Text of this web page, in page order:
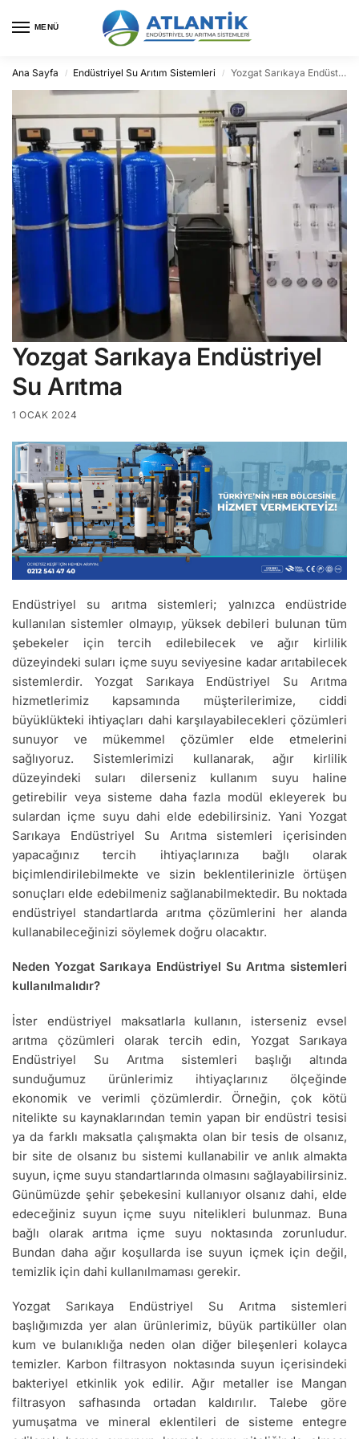
MENÜ
Ana Sayfa / Endüstriyel Su Arıtım Sistemleri / Yozgat Sarıkaya Endüstriyel Su Arıtma
Yozgat Sarıkaya Endüstriyel
Su Arıtma
1 OCAK 2024
Endüstriyel su arıtma sistemleri; yalnızca endüstride
kullanılan sistemler olmayıp, yüksek debileri bulunan tüm
şebekeler için tercih edilebilecek ve ağır kirlilik
düzeyindeki suları içme suyu seviyesine kadar arıtabilecek
sistemlerdir. Yozgat Sarıkaya Endüstriyel Su Arıtma
hizmetlerimiz kapsamında müşterilerimize, ciddi
büyüklükteki ihtiyaçları dahi karşılayabilecekleri çözümleri
sunuyor ve mükemmel çözümler elde etmelerini
sağlıyoruz. Sistemlerimizi kullanarak, ağır kirlilik
düzeyindeki suları dilerseniz kullanım suyu haline
getirebilir veya sisteme daha fazla modül ekleyerek bu
sulardan içme suyu dahi elde edebilirsiniz. Yani Yozgat
Sarıkaya Endüstriyel Su Arıtma sistemleri içerisinden
yapacağınız tercih ihtiyaçlarınıza bağlı olarak
biçimlendirilebilmekte ve sizin beklentilerinizle örtüşen
sonuçları elde edebilmeniz sağlanabilmektedir. Bu noktada
endüstriyel standartlarda arıtma çözümlerini her alanda
kullanabileceğinizi söylemek doğru olacaktır.
Neden Yozgat Sarıkaya Endüstriyel Su Arıtma sistemleri
kullanılmalıdır?
İster endüstriyel maksatlarla kullanın, isterseniz evsel
arıtma çözümleri olarak tercih edin, Yozgat Sarıkaya
Endüstriyel Su Arıtma sistemleri başlığı altında
sunduğumuz ürünlerimiz ihtiyaçlarınız ölçeğinde
ekonomik ve verimli çözümlerdir. Örneğin, çok kötü
nitelikte su kaynaklarından temin yapan bir endüstri tesisi
ya da farklı maksatla çalışmakta olan bir tesis de olsanız,
bir site de olsanız bu sistemi kullanabilir ve anlık almakta
suyun, içme suyu standartlarında olmasını sağlayabilirsiniz.
Günümüzde şehir şebekesini kullanıyor olsanız dahi, elde
edeceğiniz suyun içme suyu nitelikleri bulunmaz. Buna
bağlı olarak arıtma içme suyu noktasında zorunludur.
Bundan daha ağır koşullarda ise suyun içmek için değil,
temizlik için dahi kullanılmaması gerekir.
Yozgat Sarıkaya Endüstriyel Su Arıtma sistemleri
başlığımızda yer alan ürünlerimiz, büyük partiküller olan
kum ve bulanıklığa neden olan diğer bileşenleri kolayca
temizler. Karbon filtrasyon noktasında suyun içerisindeki
bakteriyel etkinlik yok edilir. Ağır metaller ise Mangan
filtrasyon safhasında ortadan kaldırılır. Talebe göre
yumuşatma ve mineral eklentileri de sisteme entegre